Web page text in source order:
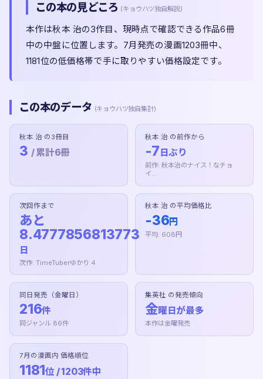
この本の見どころ (キョウハツ独自解説)
本作は秋本 治の3作目、現時点で確認できる作品6冊
中の中盤に位置します。7月発売の漫画1203冊中、
1181位の低価格帯で手に取りやすい価格設定です。
この本のデータ (キョウハツ独自集計)
秋本 治 の3冊目
3 / 累計6冊
秋本 治 の前作から
-7 日ぶり
前作: 秋本治のナイス！なチョ
イ...
次回作まで
あと
8.4777856813773
日
次作: TimeTuberゆかり 4
秋本 治 の平均価格比
-36円
平均: 608円
同日発売（金曜日）
216件
同ジャンル 86件
集英社 の発売傾向
金曜日が最多
本作は金曜発売
7月の漫画内 価格順位
1181位 / 1203件中